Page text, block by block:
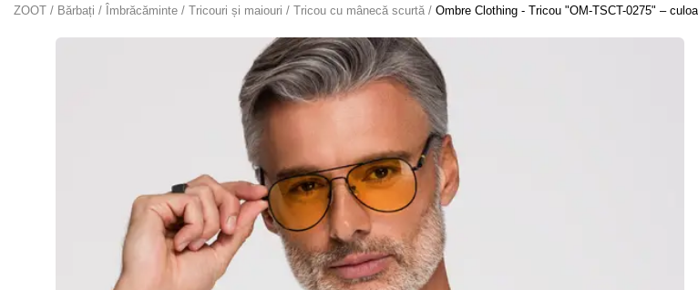
ZOOT Bărbați Îmbrăcăminte Tricouri și maiouri Tricou cu mânecă scurtă Ombre Clothing - Tricou "OM-TSCT-0275" –